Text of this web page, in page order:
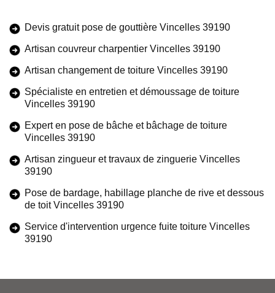
Devis gratuit pose de gouttière Vincelles 39190
Artisan couvreur charpentier Vincelles 39190
Artisan changement de toiture Vincelles 39190
Spécialiste en entretien et démoussage de toiture
Vincelles 39190
Expert en pose de bâche et bâchage de toiture
Vincelles 39190
Artisan zingueur et travaux de zinguerie Vincelles
39190
Pose de bardage, habillage planche de rive et dessous
de toit Vincelles 39190
Service d'intervention urgence fuite toiture Vincelles
39190